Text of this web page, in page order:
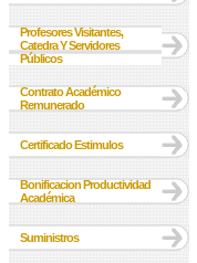
Profesores Visitantes,
Catedra Y Servidores
Públicos
Contrato Académico
Remunerado
Certificado Estimulos
Bonificacion Productividad
Académica
Suministros